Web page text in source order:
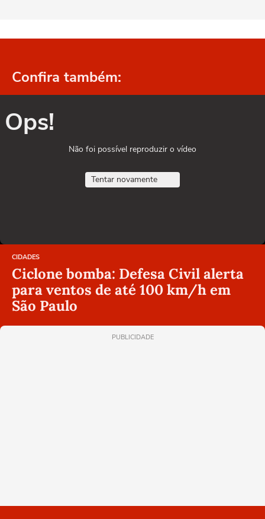
Confira também:
Ops!
Não foi possível reproduzir o vídeo
Tentar novamente
CIDADES
Ciclone bomba: Defesa Civil alerta
para ventos de até 100 km/h em
São Paulo
PUBLICIDADE